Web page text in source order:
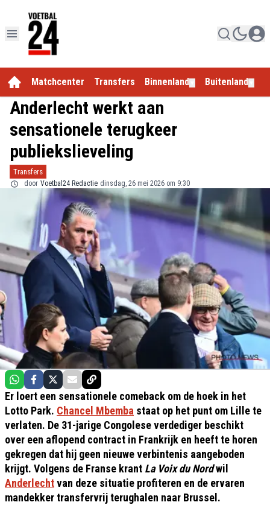
Matchcenter Transfers Binnenland Buitenland
Anderlecht werkt aan
sensationele terugkeer
publiekslieveling
Transfers
door Voetbal24 Redactie dinsdag, 26 mei 2026 om 9:30
Er loert een sensationele comeback om de hoek in het
Lotto Park. Chancel Mbemba staat op het punt om Lille te
verlaten. De 31-jarige Congolese verdediger beschikt
over een aflopend contract in Frankrijk en heeft te horen
gekregen dat hij geen nieuwe verbintenis aangeboden
krijgt. Volgens de Franse krant La Voix du Nordwil
Anderlechtvan deze situatie profiteren en de ervaren
mandekker transfervrij terughalen naar Brussel.